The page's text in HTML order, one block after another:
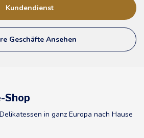
Kundendienst
Geschäfte Ansehen
Shop
in ganz Europa nach Hause